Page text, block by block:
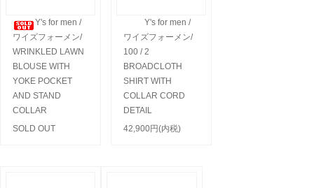
Y's for men /
ワイズフォーメン/
WRINKLED LAWN
BLOUSE WITH
YOKE POCKET
AND STAND
COLLAR
SOLD OUT
Y's for men /
ワイズフォーメン/
100 / 2
BROADCLOTH
SHIRT WITH
COLLAR CORD
DETAIL
42,900円(内税)